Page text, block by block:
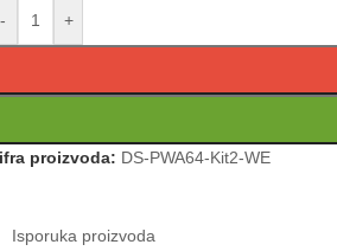
- +
proizvoda: DS-PWA64-Kit2-WE
Isporuka proizvoda